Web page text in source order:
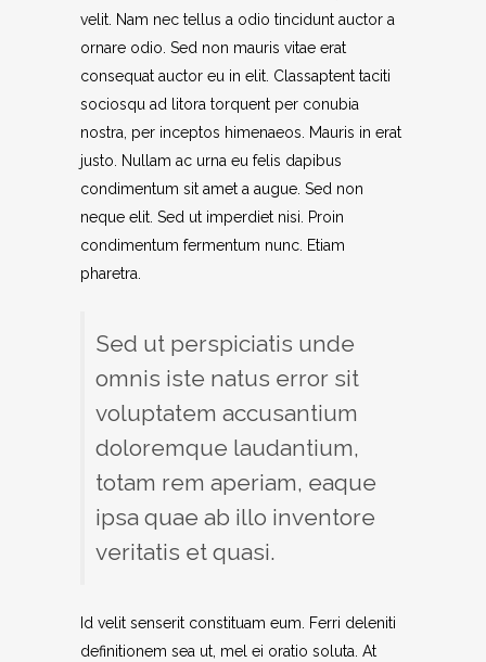
velit. Nam nec tellus a odio tincidunt auctor a
ornare odio. Sed non mauris vitae erat
consequat auctor eu in elit. Classaptent taciti
sociosqu ad litora torquent per conubia
nostra, per inceptos himenaeos. Mauris in erat
justo. Nullam ac urna eu felis dapibus
condimentum sit amet a augue. Sed non
neque elit. Sed ut imperdiet nisi. Proin
condimentum fermentum nunc. Etiam
pharetra.
Sed ut perspiciatis unde
omnis iste natus error sit
voluptatem accusantium
doloremque laudantium,
totam rem aperiam, eaque
ipsa quae ab illo inventore
veritatis et quasi.
Id velit senserit constituam eum. Ferri deleniti
definitionem sea ut, mel ei oratio soluta. At